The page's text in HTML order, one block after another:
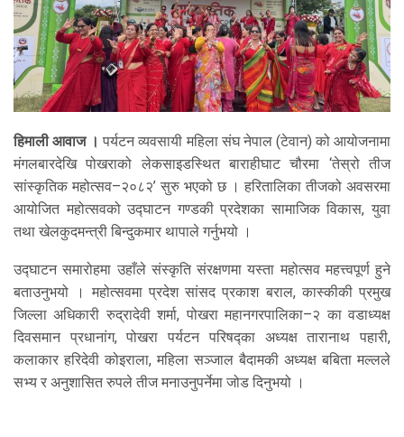
हिमाली आवाज । पर्यटन व्यवसायी महिला संघ नेपाल (टेवान) को आयोजनामा
मंगलबारदेखि पोखराको लेकसाइडस्थित बाराहीघाट चौरमा ‘तेस्रो तीज
सांस्कृतिक महोत्सव–२०८२’ सुरु भएको छ । हरितालिका तीजको अवसरमा
आयोजित महोत्सवको उद्घाटन गण्डकी प्रदेशका सामाजिक विकास, युवा
तथा खेलकुदमन्त्री बिन्दुकमार थापाले गर्नुभयो ।
उद्घाटन समारोहमा उहाँले संस्कृति संरक्षणमा यस्ता महोत्सव महत्त्वपूर्ण हुने
बताउनुभयो । महोत्सवमा प्रदेश सांसद प्रकाश बराल, कास्कीकी प्रमुख
जिल्ला अधिकारी रुद्रादेवी शर्मा, पोखरा महानगरपालिका–२ का वडाध्यक्ष
दिवसमान प्रधानांग, पोखरा पर्यटन परिषद्का अध्यक्ष तारानाथ पहारी,
कलाकार हरिदेवी कोइराला, महिला सञ्जाल बैदामकी अध्यक्ष बबिता मल्लले
सभ्य र अनुशासित रुपले तीज मनाउनुपर्नेमा जोड दिनुभयो ।